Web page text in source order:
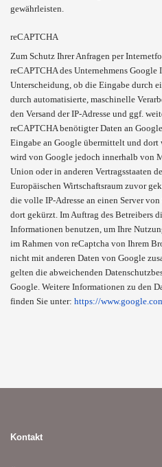
gewährleisten.
reCAPTCHA
Zum Schutz Ihrer Anfragen per
reCAPTCHA des Unternehmens
Unterscheidung, ob die Eingabe durch
durch automatisierte, maschinelle
den Versand der IP-Adresse und ggf.
reCAPTCHA benötigter Daten an
Eingabe an Google übermittelt und dort
wird von Google jedoch innerhalb von
Union oder in anderen Vertragsstaaten
Europäischen Wirtschaftsraum zuvor
die volle IP-Adresse an einen Server
dort gekürzt. Im Auftrag des Betreibers
Informationen benutzen, um Ihre
im Rahmen von reCaptcha von Ihrem
nicht mit anderen Daten von Google
gelten die abweichenden
Google. Weitere Informationen zu den
finden Sie unter: https://
Kontakt